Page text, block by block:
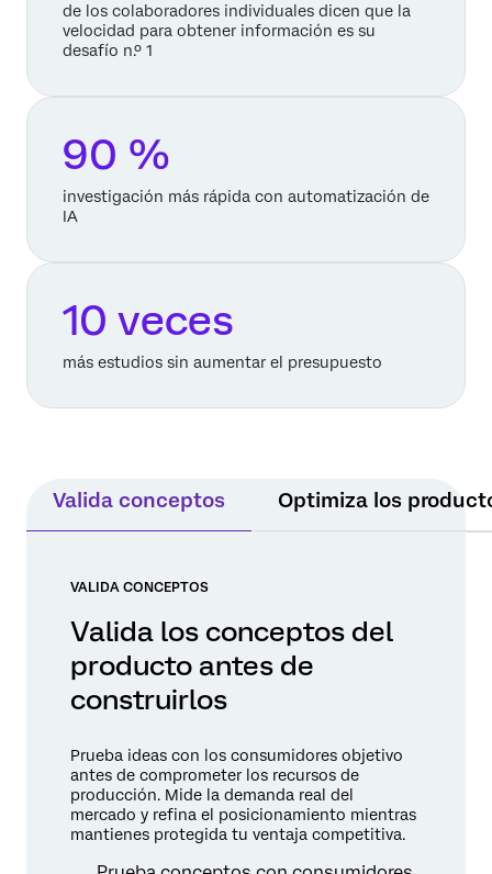
de los colaboradores individuales dicen que la
velocidad para obtener información es su
desafío n.º 1
90 %
investigación más rápida con automatización de
IA
10 veces
más estudios sin aumentar el presupuesto
Valida conceptos Optimiza los
VALIDA CONCEPTOS
Valida los conceptos del
producto antes de
construirlos
Prueba ideas con los consumidores objetivo
antes de comprometer los recursos de
producción. Mide la demanda real del
mercado y refina el posicionamiento mientras
mantienes protegida tu ventaja competitiva.